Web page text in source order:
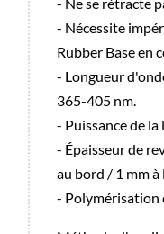
- Nécessite
Rubber Base en
- Longueur
365-405 nm.
- Puissance de
- Épaisseur de
au bord / 1 mm à
- Polymérisation